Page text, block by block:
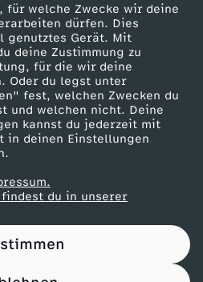
für welche Zwecke wir deine
dürfen. Dies
genutztes Gerät. Mit
deine Zustimmung zu
für die wir deine
Oder du legst unter
fest, welchen Zwecken du
und welchen nicht. Deine
kannst du jederzeit mit
in deinen Einstellungen
du in unserer